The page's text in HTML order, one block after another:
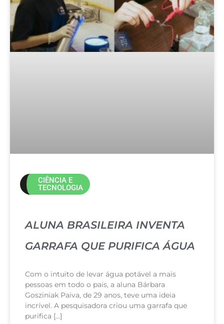
CIÊNCIA E
TECNOLOGIA
ALUNA BRASILEIRA INVENTA
GARRAFA QUE PURIFICA ÁGUA
Com o intuito de levar água potável a mais
pessoas em todo o pais, a aluna Bárbara
Gosziniak Paiva, de 29 anos, teve uma ideia
incrível. A pesquisadora criou uma garrafa que
purifica […]